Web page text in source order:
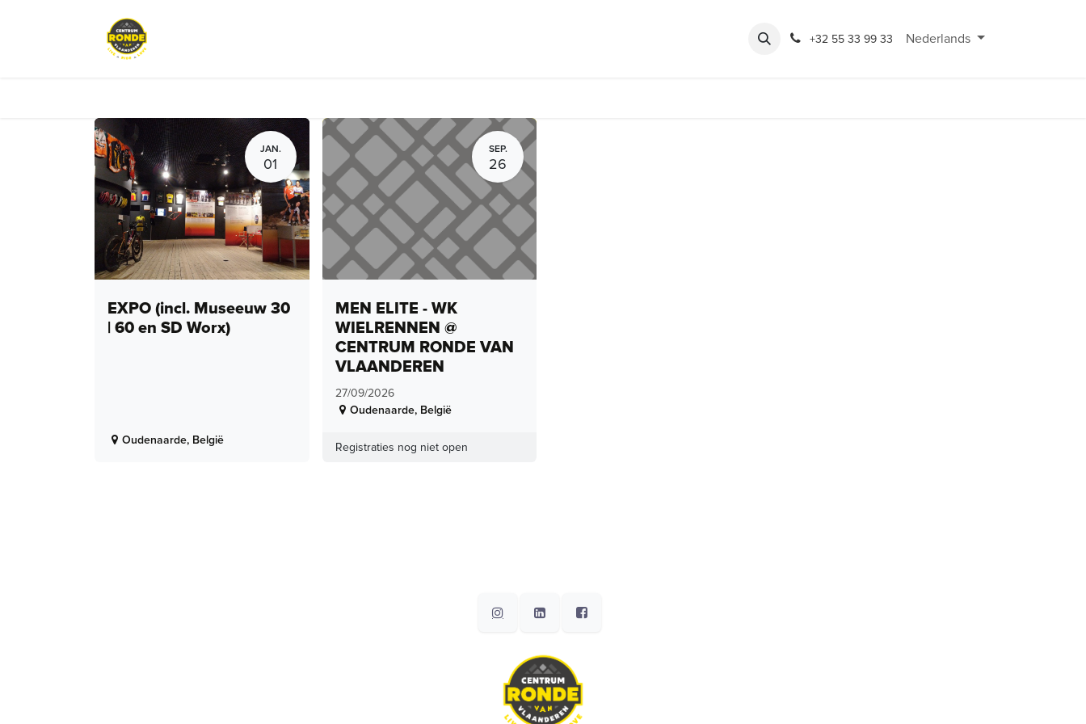
Rondeshop Contact en openingsuren
+32 55 33 99 33 Nederlands
JAN.
01
EXPO (incl. Museeuw 30
| 60 en SD Worx)
Oudenaarde, België
SEP.
26
MEN ELITE - WK
WIELRENNEN @
CENTRUM RONDE VAN
VLAANDEREN
27/09/2026
Oudenaarde, België
Registraties nog niet open